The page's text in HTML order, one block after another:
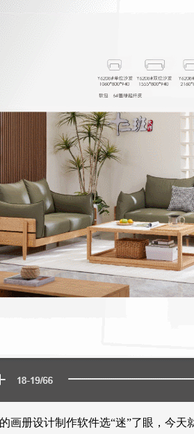
画册设计制作软件选“迷”了眼，今